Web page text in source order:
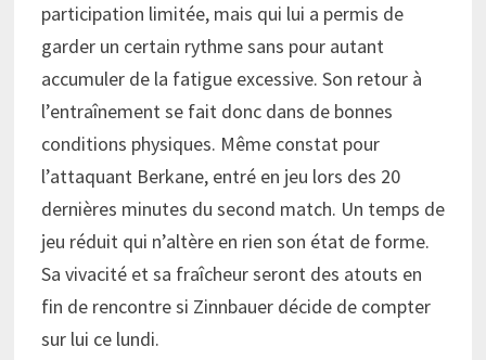
participation limitée, mais qui lui a permis de
garder un certain rythme sans pour autant
accumuler de la fatigue excessive. Son retour à
l’entraînement se fait donc dans de bonnes
conditions physiques. Même constat pour
l’attaquant Berkane, entré en jeu lors des 20
dernières minutes du second match. Un temps de
jeu réduit qui n’altère en rien son état de forme.
Sa vivacité et sa fraîcheur seront des atouts en
fin de rencontre si Zinnbauer décide de compter
sur lui ce lundi.